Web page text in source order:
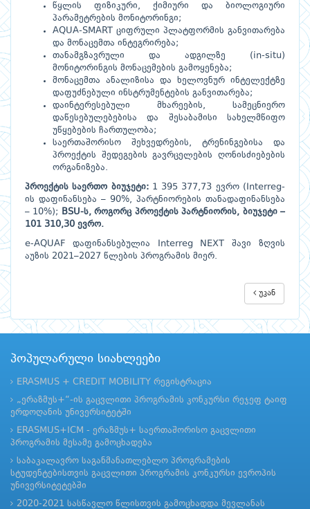
წყლის ფიზიკური, ქიმიური და ბიოლოგიური
პარამეტრების მონიტორინგი;
AQUA-SMART ციფრული პლატფორმის განვითარება
და მონაცემთა ინტეგრირება;
თანამგზავრული და ადგილზე (in-situ)
მონიტორინგის მონაცემების გამოყენება;
მონაცემთა ანალიზისა და ხელოვნურ ინტელექტზე
დაფუძნებული ინსტრუმენტების განვითარება;
დაინტერესებული მხარეების, სამეცნიერო
დაწესებულებებისა და შესაბამისი სახელმწიფო
უწყებების ჩართულობა;
საერთაშორისო შეხვედრების, ტრენინგებისა და
პროექტის შედეგების გავრცელების ღონისძიებების
ორგანიზება.
პროექტის საერთო ბიუჯეტი:1 395 377,73 ევრო (Interreg-
ის დაფინანსება – 90%, პარტნიორების თანადაფინანსება
– 10%);
BSU-ს, როგორც პროექტის პარტნიორის, ბიუჯეტი –
101 310,30 ევრო.
e-AQUAF დაფინანსებულია Interreg NEXT შავი ზღვის
აუზის 2021–2027 წლების პროგრამის მიერ.
უკან
პოპულარული სიახლეები
ERASMUS + CREDIT MOBILITY რეგისტრაცია
„ერაზმუს+“-ის გაცვლითი პროგრამის კონკურსი რეჯეფ ტაიფ
ერდოღანის უნივერსიტეტში
ERASMUS+ICM - ერაზმუს+ საერთაშორისო გაცვლითი
პროგრამის მესამე გამოცხადება
საბაკალავრო საგანმანათლებლო პროგრამების
სტუდენტებისთვის გაცვლითი პროგრამის კონკურსი ევროპის
უნივერსიტეტებში
2020-2021 სასწავლო წლისთვის გამოცხადდა მევლანას